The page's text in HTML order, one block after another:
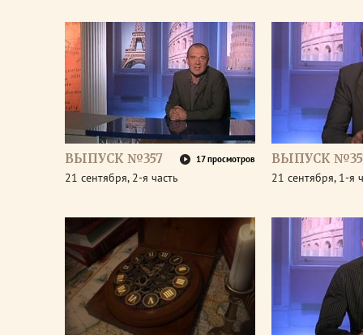
ВЫПУСК №357 17 просмотров
21 сентября, 2-я часть
ВЫПУСК
21 сентября, 1-я